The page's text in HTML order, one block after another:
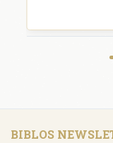
BIBLOS